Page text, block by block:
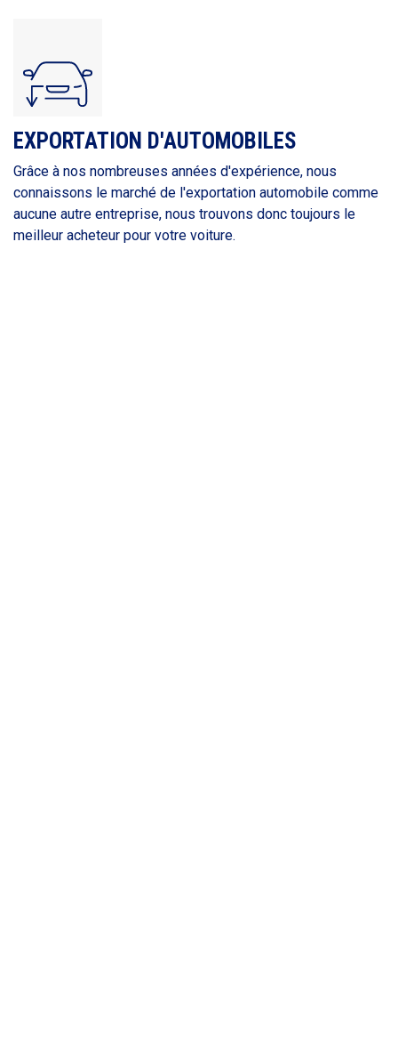
EXPORTATION D'AUTOMOBILES
Grâce à nos nombreuses années d'expérience, nous
connaissons le marché de l'exportation automobile comme
aucune autre entreprise, nous trouvons donc toujours le
meilleur acheteur pour votre voiture.